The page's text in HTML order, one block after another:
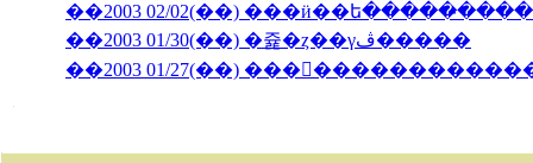
��2003 02/02(��)
��2003 01/30(��) �쥹�ȥ��γڤ�����
��2003 01/27(��)